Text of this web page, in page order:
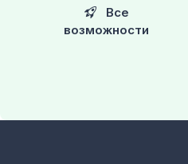
Все
возможности